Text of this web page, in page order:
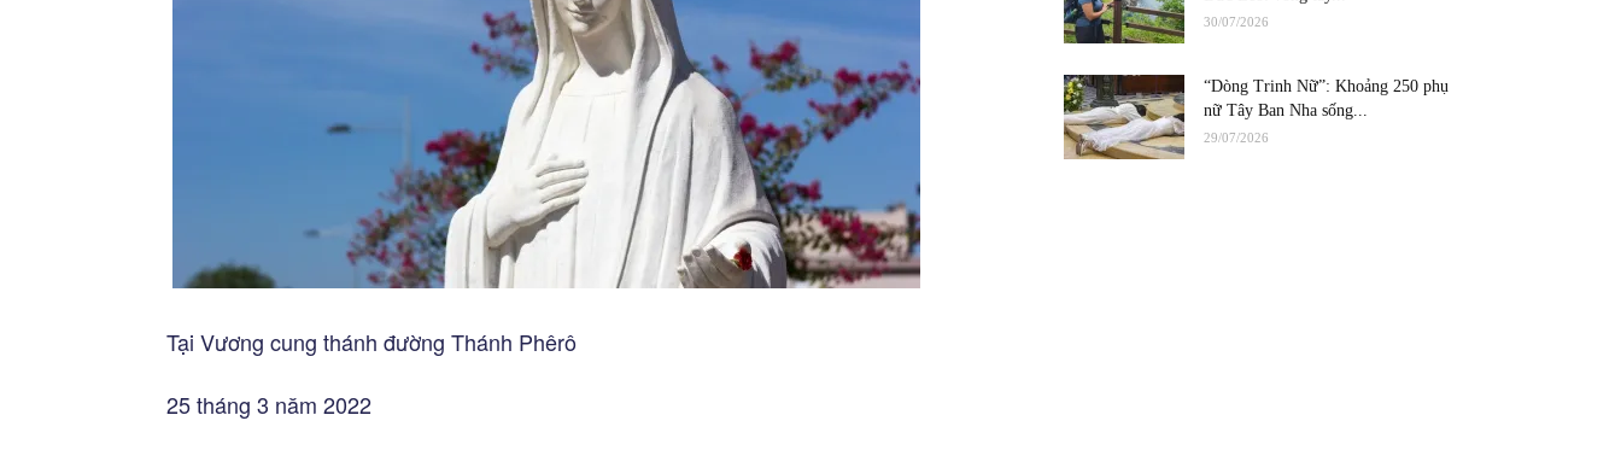
Tại Vương cung thánh đường Thánh Phêrô
25 tháng 3 năm 2022
30/07/2026
“Dòng Trinh Nữ”: Khoảng 250 phụ
nữ Tây Ban Nha sống...
29/07/2026